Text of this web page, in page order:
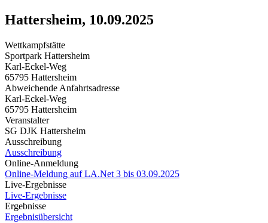
Hattersheim, 10.09.2025
Wettkampfstätte
Sportpark Hattersheim
Karl-Eckel-Weg
65795 Hattersheim
Abweichende Anfahrtsadresse
Karl-Eckel-Weg
65795 Hattersheim
Veranstalter
SG DJK Hattersheim
Ausschreibung
Ausschreibung
Online-Anmeldung
Online-Meldung auf LA.Net 3 bis 03.09.2025
Live-Ergebnisse
Live-Ergebnisse
Ergebnisse
Ergebnisübersicht